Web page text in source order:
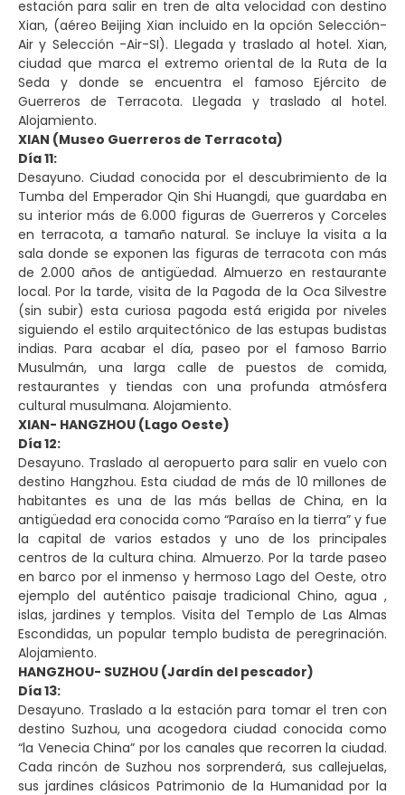
estación para salir en tren de alta velocidad con destino
Xian, (aéreo Beijing Xian incluido en la opción Selección-
Air y Selección -Air-SI). Llegada y traslado al hotel. Xian,
ciudad que marca el extremo oriental de la Ruta de la
Seda y donde se encuentra el famoso Ejército de
Guerreros de Terracota. Llegada y traslado al hotel.
Alojamiento.
XIAN (Museo Guerreros de Terracota)
Día 11:
Desayuno. Ciudad conocida por el descubrimiento de la
Tumba del Emperador Qin Shi Huangdi, que guardaba en
su interior más de 6.000 figuras de Guerreros y Corceles
en terracota, a tamaño natural. Se incluye la visita a la
sala donde se exponen las figuras de terracota con más
de 2.000 años de antigüedad. Almuerzo en restaurante
local. Por la tarde, visita de la Pagoda de la Oca Silvestre
(sin subir) esta curiosa pagoda está erigida por niveles
siguiendo el estilo arquitectónico de las estupas budistas
indias. Para acabar el día, paseo por el famoso Barrio
Musulmán, una larga calle de puestos de comida,
restaurantes y tiendas con una profunda atmósfera
cultural musulmana. Alojamiento.
XIAN- HANGZHOU (Lago Oeste)
Día 12:
Desayuno. Traslado al aeropuerto para salir en vuelo con
destino Hangzhou. Esta ciudad de más de 10 millones de
habitantes es una de las más bellas de China, en la
antigüedad era conocida como “Paraíso en la tierra” y fue
la capital de varios estados y uno de los principales
centros de la cultura china. Almuerzo. Por la tarde paseo
en barco por el inmenso y hermoso Lago del Oeste, otro
ejemplo del auténtico paisaje tradicional Chino, agua ,
islas, jardines y templos. Visita del Templo de Las Almas
Escondidas, un popular templo budista de peregrinación.
Alojamiento.
HANGZHOU- SUZHOU (Jardín del pescador)
Día 13:
Desayuno. Traslado a la estación para tomar el tren con
destino Suzhou, una acogedora ciudad conocida como
“la Venecia China” por los canales que recorren la ciudad.
Cada rincón de Suzhou nos sorprenderá, sus callejuelas,
sus jardines clásicos Patrimonio de la Humanidad por la